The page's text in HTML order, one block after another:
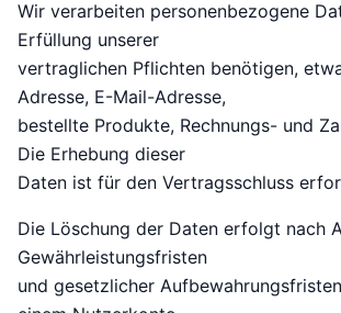
Wir verarbeiten personenbezogene
Erfüllung unserer
vertraglichen Pflichten benötigen,
Adresse, E-Mail-Adresse,
bestellte Produkte, Rechnungs- und
Die Erhebung dieser
Daten ist für den Vertragsschluss
Die Löschung der Daten erfolgt nach
Gewährleistungsfristen
und gesetzlicher